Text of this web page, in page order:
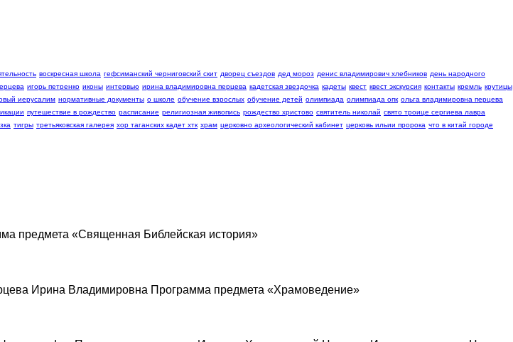
воскресная школа гефсиманский черниговский скит дворец съездов дед мороз денис владимирович хлебников день народного
игорь петренко иконы интервью ирина владимировна перцева кадетская звездочка кадеты квест квест экскурсия контакты кремль крутицы
иерусалим нормативные документы о школе обучение взрослых обучение детей олимпиада олимпиада опк ольга владимировна перцева
путешествие в рождество расписание религиозная живопись рождество христово святитель николай свято троице сергиева лавра
тигры третьяковская галерея хор таганских кадет хтк храм церковно археологический кабинет церковь ильии пророка что в китай городе
предмета «Священная Библейская история»
Ирина Владимировна Программа предмета «Храмоведение»